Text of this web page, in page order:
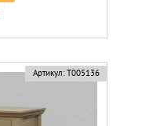
Артикул: Т005136